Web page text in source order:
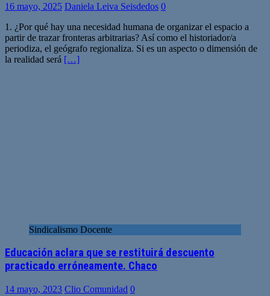
16 mayo, 2025 Daniela Leiva Seisdedos 0
1. ¿Por qué hay una necesidad humana de organizar el espacio a
partir de trazar fronteras arbitrarias? Así como el historiador/a
periodiza, el geógrafo regionaliza. Si es un aspecto o dimensión de
la realidad será […]
Sindicalismo Docente
Educación aclara que se restituirá descuento
practicado erróneamente. Chaco
14 mayo, 2023 Clio Comunidad 0